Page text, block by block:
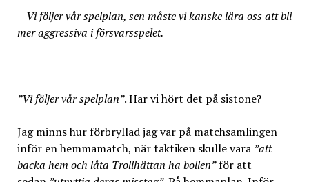
– Vi följer vår spelplan, sen måste vi kanske lära oss att bli
mer aggressiva i försvarsspelet.
”Vi följer vår spelplan”. Har vi hört det på sistone?
Jag minns hur förbryllad jag var på matchsamlingen
inför en hemmamatch, när taktiken skulle vara ”att
backa hem och låta Trollhättan ha bollen”för att